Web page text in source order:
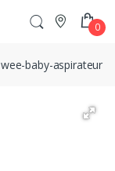
0
wee-baby-aspirateur-